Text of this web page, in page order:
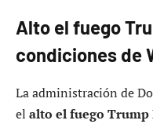
Alto el fuego
condiciones de
La administración de
el alto el fuego Trump